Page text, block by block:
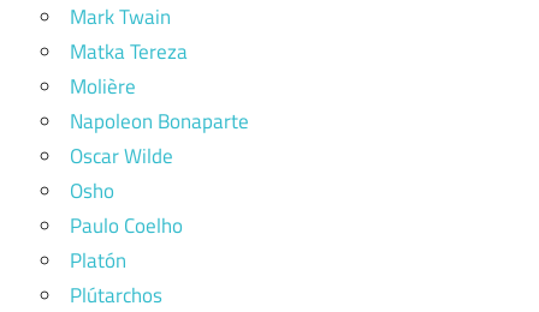
Mark Twain
Matka Tereza
Molière
Napoleon Bonaparte
Oscar Wilde
Osho
Paulo Coelho
Platón
Plútarchos